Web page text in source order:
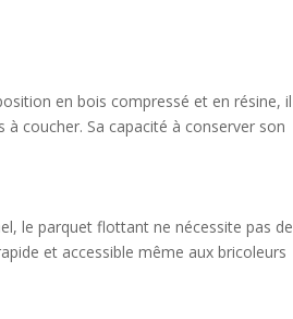
en bois compressé et en résine, il
coucher. Sa capacité à conserver son
le parquet flottant ne nécessite pas de
et accessible même aux bricoleurs